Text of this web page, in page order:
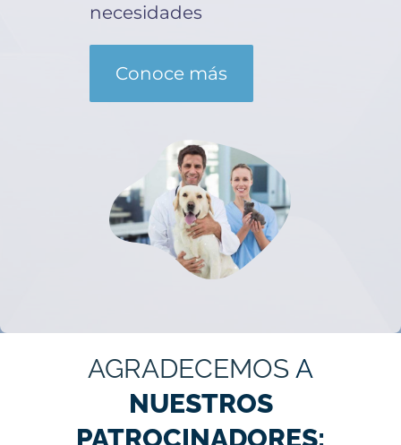
necesidades
Conoce más
AGRADECEMOS A
NUESTROS
PATROCINADORES: